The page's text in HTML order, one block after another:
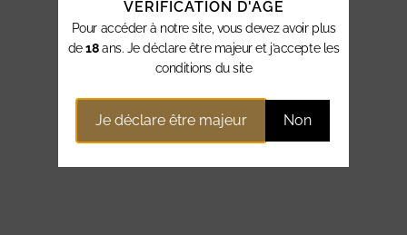
VÉRIFICATION D'ÂGE
Pour accéder à notre site, vous devez avoir plus
de18ans. Je déclare être majeur et j’accepte les
conditions du site
Je déclare être majeur Non